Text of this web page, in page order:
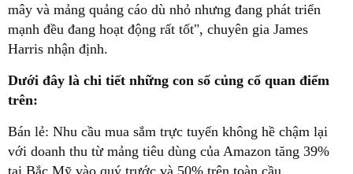
mây và mảng quảng cáo dù nhỏ nhưng đang phát triển
mạnh đều đang hoạt động rất tốt", chuyên gia James
Harris nhận định.
Dưới đây là chi tiết những con số củng cố quan điểm
trên:
Bán lẻ: Nhu cầu mua sắm trực tuyến không hề chậm lại
với doanh thu từ mảng tiêu dùng của Amazon tăng 39%
tại Bắc Mỹ vào quý trước và 50% trên toàn cầu.